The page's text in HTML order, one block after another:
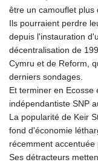
être un camouflet plus
Ils pourraient perdre
depuis l'instauration
décentralisation de
Cymru et de Reform,
derniers sondages.
Et terminer en
indépendantiste SNP
La popularité de Keir
fond d'économie
récemment accentuée
Ses détracteurs